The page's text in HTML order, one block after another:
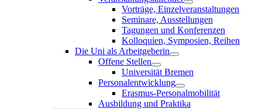
Vorträge, Einzelveranstaltungen
Seminare, Ausstellungen
Tagungen und Konferenzen
Kolloquien, Symposien, Reihen
Die Uni als Arbeitgeberin
Offene Stellen
Universität Bremen
Personalentwicklung
Erasmus-Personalmobilität
Ausbildung und Praktika